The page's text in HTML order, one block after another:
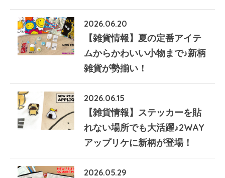
2026.06.20
【雑貨情報】夏の定番アイテ
ムからかわいい小物まで♪新柄
雑貨が勢揃い！
2026.06.15
【雑貨情報】ステッカーを貼
れない場所でも大活躍♪2WAY
アップリケに新柄が登場！
2026.05.29